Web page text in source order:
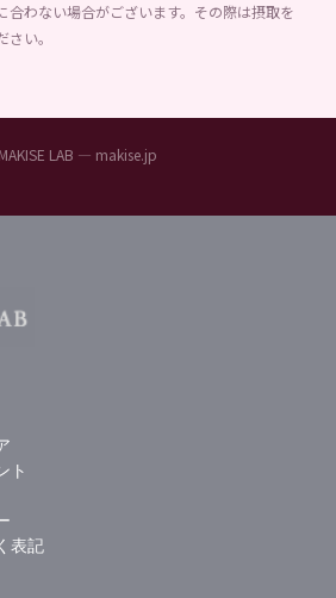
合わない場合がございます。その際は摂取を
い。
LAB — makise.jp
ト
表記